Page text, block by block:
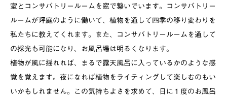
室とコンサバトリールームを窓で繋いでいます。コンサバトリー
ルームが坪庭のように働いて、植物を通して四季の移り変わりを
私たちに教えてくれます。また、コンサバトリールームを通して
の採光も可能になり、お風呂場は明るくなります。
植物が風に揺れれば、まるで露天風呂に入っているかのような感
覚を覚えます。夜になれば植物をライティングして楽しむのもい
いかもしれません。この気持ちよさを求めて、日に１度のお風呂